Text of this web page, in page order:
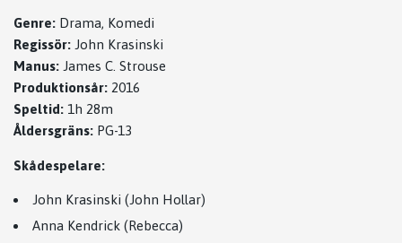
Genre: Drama, Komedi
Regissör: John Krasinski
Manus: James C. Strouse
Produktionsår: 2016
Speltid: 1h 28m
Åldersgräns: PG-13
Skådespelare:
John Krasinski (John Hollar)
Anna Kendrick (Rebecca)